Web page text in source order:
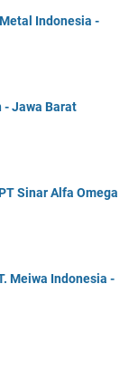
Indonesia -
- Jawa Barat
Sinar Alfa Omega
Meiwa Indonesia -